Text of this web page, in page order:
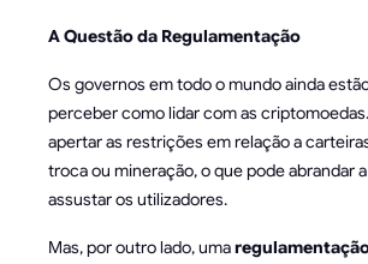
A Questão da Regulamentação
Os governos em todo o mundo ainda
perceber como lidar com as
apertar as restrições em relação a
troca ou mineração, o que pode abrandar
assustar os utilizadores.
Mas, por outro lado, uma